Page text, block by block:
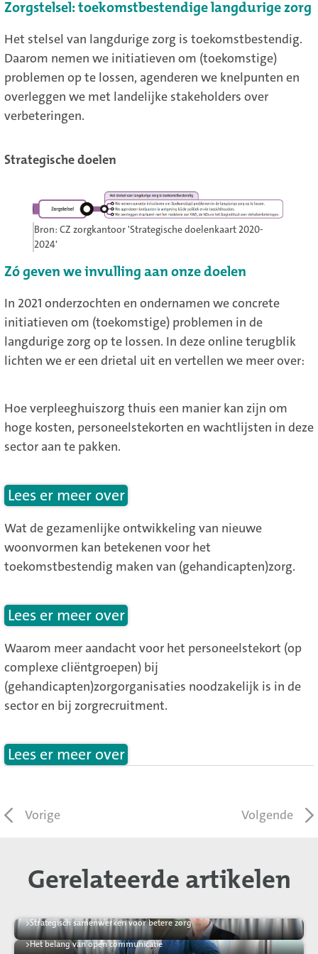
Zorgstelsel: toekomstbestendige langdurige zorg
Het stelsel van langdurige zorg is toekomstbestendig.
Daarom nemen we initiatieven om (toekomstige)
problemen op te lossen, agenderen we knelpunten en
overleggen we met landelijke stakeholders over
verbeteringen.
Strategische doelen
Bron: CZ zorgkantoor 'Strategische doelenkaart 2020-
2024'
Zó geven we invulling aan onze doelen
In 2021 onderzochten en ondernamen we concrete
initiatieven om (toekomstige) problemen in de
langdurige zorg op te lossen. In deze online terugblik
lichten we er een drietal uit en vertellen we meer over:
Hoe verpleeghuiszorg thuis een manier kan zijn om
hoge kosten, personeelstekorten en wachtlijsten in deze
sector aan te pakken.
Lees er meer over
Wat de gezamenlijke ontwikkeling van nieuwe
woonvormen kan betekenen voor het
toekomstbestendig maken van (gehandicapten)zorg.
Lees er meer over
Waarom meer aandacht voor het personeelstekort (op
complexe cliëntgroepen) bij
(gehandicapten)zorgorganisaties noodzakelijk is in de
sector en bij zorgrecruitment.
Lees er meer over
Gerelateerde artikelen
>Strategisch samenwerken voor betere zorg
>Het belang van open communicatie
Vorige Volgende